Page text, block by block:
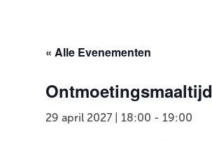
« Alle Evenementen
Ontmoetingsmaaltijd
29 april 2027 | 18:00 - 19:00